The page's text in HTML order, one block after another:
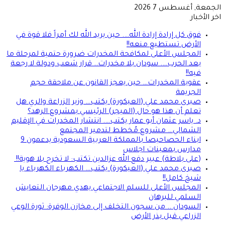
الجمعة, أغسطس 7 2026
اخر الأخبار
فوق كل إرادة إرادة الله…. حين يريد الله لك أمراً فلا قوة في
الأرض تستطيع منعه!!
المجلس الأعلى لمكافحة المخدرات ضرورة حتمية لمرحلة ما
بعد الحرب…. سودان بلا مخدرات.. قرار شعب ودولة لا رجعة
فيه!!
عقوبة المخدرات… حين يعجز القانون عن ملاحقة حجم
الجريمة
صبرى محمد علي (العيكورة) يكتب… وزير الزراعة والري هل
تعلم أن هذا هو حال (الميجر) الرئيسي بمشروع الرهد؟
د. ياسر عثمان أبو عمار يكتب…. انتشار المخدرات في الإقليم
الشمالي… مشروع مُخطط لتدمير المجتمع
ابناء الحصاحيصا بالمملكة العربية السعودية يدعمون 9
مدارس بمعينات اجلاس
(على بلاطة) عبير دفع الله عزالدين تكتب: لا تخرج بلا هوية!!
صبرى محمد علي (العيكورة) يكتب… الكهرباء الكهرباء يا
شيخ كامل!!
المجلس الأعلى للسلم الاجتماعي يهدي مهرجان التعايش
السلمي للبرهان
السودان .. من سجون التخلف إلى مخازن الوفرة: ثورة الوعي
الزراعي قبل بذر الأرض